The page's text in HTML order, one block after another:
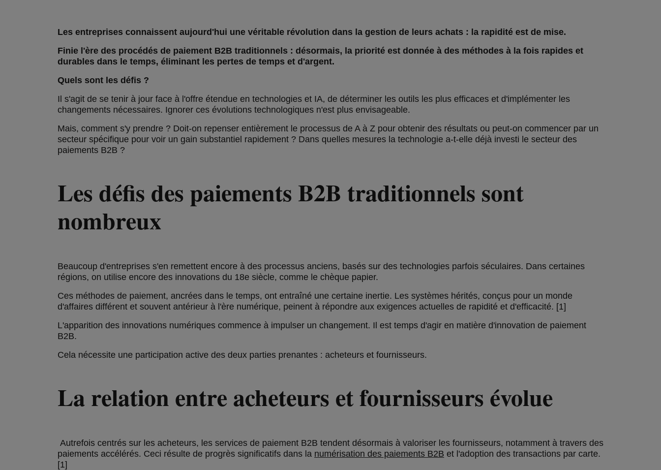
Les entreprises connaissent aujourd'hui une véritable révolution dans la gestion de leurs achats : la rapidité est de mise.
Finie l'ère des procédés de paiement B2B traditionnels : désormais, la priorité est donnée à des méthodes à la fois rapides et
durables dans le temps, éliminant les pertes de temps et d'argent.
Quels sont les défis ?
Il s'agit de se tenir à jour face à l'offre étendue en technologies et IA, de déterminer les outils les plus efficaces et d'implémenter les
changements nécessaires. Ignorer ces évolutions technologiques n'est plus envisageable.
Mais, comment s'y prendre ? Doit-on repenser entièrement le processus de A à Z pour obtenir des résultats ou peut-on commencer par un
secteur spécifique pour voir un gain substantiel rapidement ? Dans quelles mesures la technologie a-t-elle déjà investi le secteur des
paiements B2B ?
Les défis des paiements B2B traditionnels sont
nombreux
Beaucoup d'entreprises s'en remettent encore à des processus anciens, basés sur des technologies parfois séculaires. Dans certaines
régions, on utilise encore des innovations du 18e siècle, comme le chèque papier.
Ces méthodes de paiement, ancrées dans le temps, ont entraîné une certaine inertie. Les systèmes hérités, conçus pour un monde
d'affaires différent et souvent antérieur à l'ère numérique, peinent à répondre aux exigences actuelles de rapidité et d'efficacité. [1]
L'apparition des innovations numériques commence à impulser un changement. Il est temps d'agir en matière d'innovation de paiement
B2B.
Cela nécessite une participation active des deux parties prenantes : acheteurs et fournisseurs.
La relation entre acheteurs et fournisseurs évolue
Autrefois centrés sur les acheteurs, les services de paiement B2B tendent désormais à valoriser les fournisseurs, notamment à travers des
paiements accélérés. Ceci résulte de progrès significatifs dans la numérisation des paiements B2B et l'adoption des transactions par carte.
[1]